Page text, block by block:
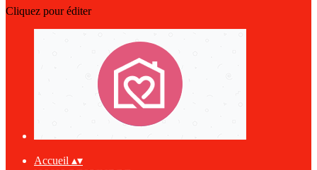
Cliquez pour éditer
Accueil ▴▾